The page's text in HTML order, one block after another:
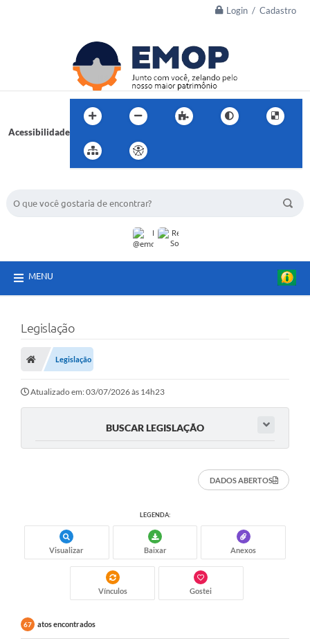
Login / Cadastro
Acessibilidade
MENU
Legislação
Legislação
Atualizado em: 03/07/2026 às 14h23
BUSCAR LEGISLAÇÃO
DADOS ABERTOS
LEGENDA:
Visualizar Baixar Anexos
Vínculos Gostei
67 atos encontrados